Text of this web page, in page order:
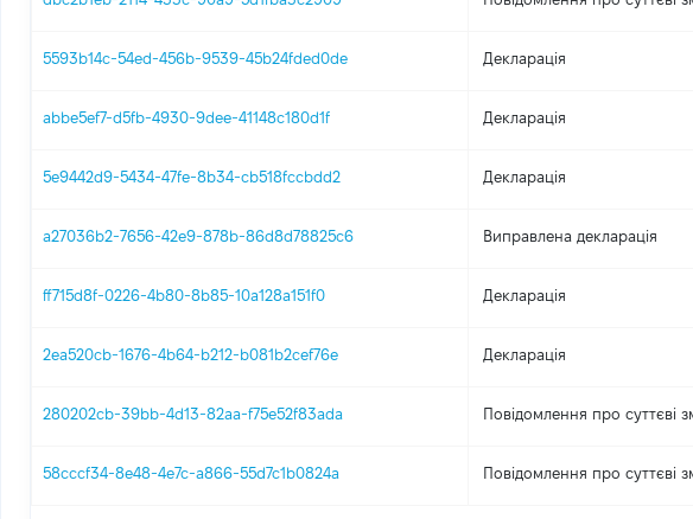
5593b14c-54ed-456b-9539-45b24fded0de Декларація
abbe5ef7-d5fb-4930-9dee-41148c180d1f Декларація
5e9442d9-5434-47fe-8b34-cb518fccbdd2 Декларація
a27036b2-7656-42e9-878b-86d8d78825c6 Виправлена декларація
ff715d8f-0226-4b80-8b85-10a128a151f0 Декларація
2ea520cb-1676-4b64-b212-b081b2cef76e Декларація
280202cb-39bb-4d13-82aa-f75e52f83ada Повідомлення про суттєві
58cccf34-8e48-4e7c-a866-55d7c1b0824a Повідомлення про суттєві